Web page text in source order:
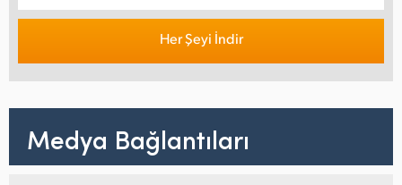
Her Şeyi İndir
Medya Bağlantıları